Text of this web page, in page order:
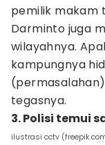
pemilik makam
Darminto juga
wilayahnya.
kampungnya
tegasnya.
3. Polisi temui
ilustrasi cctv